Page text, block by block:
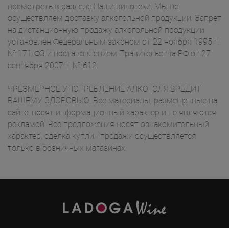
посмотреть в разделе Наши винотеки. Мы не
осуществляем доставку алкогольной продукции. Запрет
на дистанционную продажу алкогольной продукции
установлен Федеральным законом от 22 ноября 1995 г.
№ 171-ФЗ и постановлением Правительства РФ от 27
сентября 2007 г. № 612.
ЧРЕЗМЕРНОЕ УПОТРЕБЛЕНИЕ АЛКОГОЛЯ ВРЕДИТ
ВАШЕМУ ЗДОРОВЬЮ. Все материалы, размещенные на
сайте, носят информационный характер и не являются
рекламой. Все предложения носят ознакомительный
характер, сделка купли—продажи осуществляется
только в розничных магазинах.